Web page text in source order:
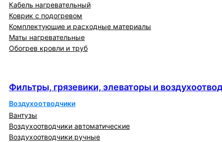
Кабель нагревательный
Коврик с подогревом
Комплектующие и расходные материалы
Маты нагревательные
Обогрев кровли и труб
Фильтры, грязевики, элеваторы и
Воздухоотводчики
Вантузы
Воздухоотводчики автоматические
Воздухоотводчики ручные